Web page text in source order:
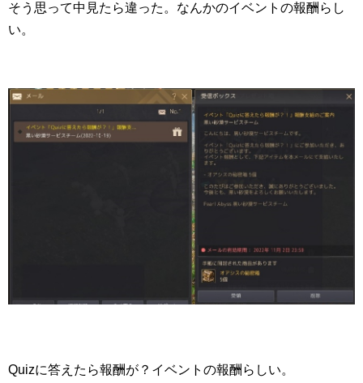
そう思って中見たら違った。なんかのイベントの報酬らし
い。
Quizに答えたら報酬が？イベントの報酬らしい。